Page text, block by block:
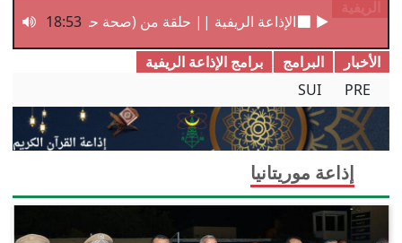
الإذاعة الريفية || حلقة من (صحة حيوانك) مع
18:53
الأخبار البرامج
برامج الإذاعة الریفیة
PRE
SUI
إذاعة موريتانيا